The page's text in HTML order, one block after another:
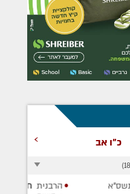
› כ"ו אב
18
)
פייגא קופרשטוך ע״ה